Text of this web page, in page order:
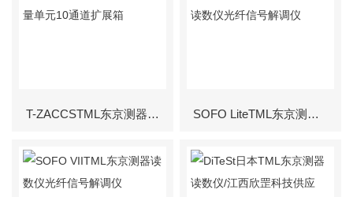
T-ZACCSTML东京测器测量单元10通道扩展箱 SOFO LiteTML东京测器读数仪光纤信号解调仪